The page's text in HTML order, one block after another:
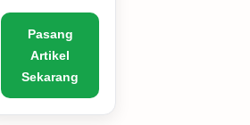
Pasang
Artikel
Sekarang